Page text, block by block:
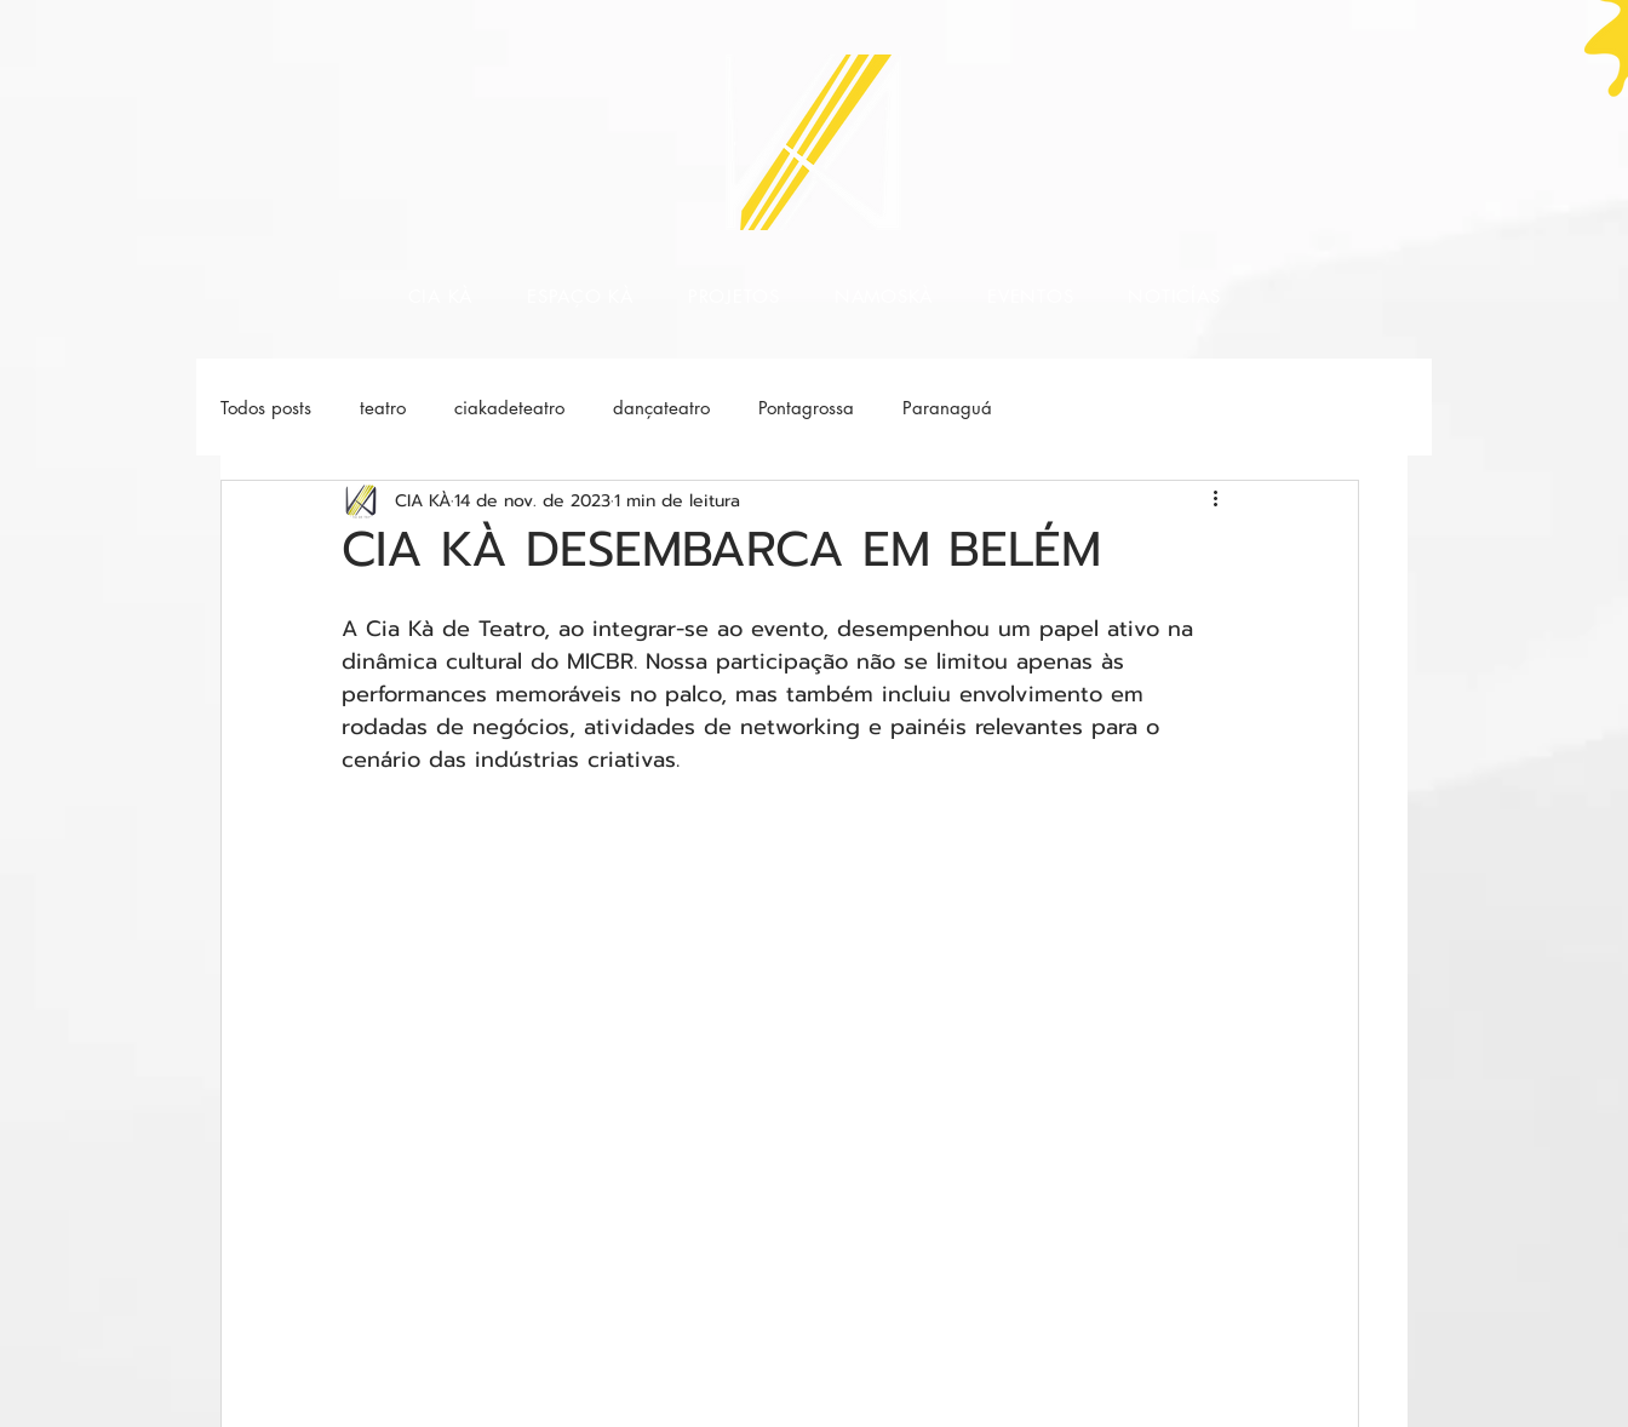
Todos posts teatro ciakadeteatro dançateatro Pontagrossa Paranaguá
CIA KÀ DESEMBARCA EM BELÉM
CIA KÀ14 de nov. de 20231 min de leitura
A Cia Kà de Teatro, ao integrar-se ao evento, desempenhou um papel ativo na
dinâmica cultural do MICBR. Nossa participação não se limitou apenas às
performances memoráveis no palco, mas também incluiu envolvimento em
rodadas de negócios, atividades de networking e painéis relevantes para o
cenário das indústrias criativas.